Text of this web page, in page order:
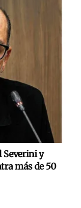
Severini y
más de 50